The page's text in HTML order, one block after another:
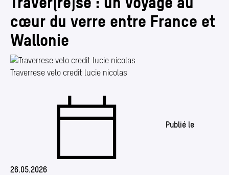
Annuaire
Media center
Mes démarches
cœur du verre entre France et
Wallonie
Traverrese velo credit lucie nicolas
Publié le
26.05.2026